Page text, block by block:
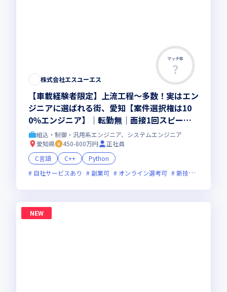
マッチ率
株式会社エスユーエス
【車載経験者限定】上流工程～多数！実はエン
ジニアに選ばれる街、愛知【案件選択権は10
0％エンジニア】│転勤無│面接1回スピード
選考で負担少なく│福利厚生・研修制度充実
組込・制御・汎用系エンジニア、システムエンジニア
愛知県
450-800万円
正社員
C言語
C++
Python
自社サービスあり
副業可 オンライン選考可 新技術に積極的
NEW